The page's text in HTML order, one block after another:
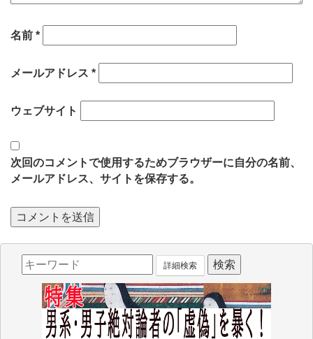
名前 *
メールアドレス *
ウェブサイト
次回のコメントで使用するためブラウザーに自分の名前、
メールアドレス、サイトを保存する。
詳細検索